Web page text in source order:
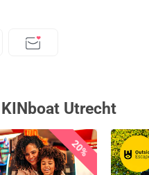
Utrecht
20%